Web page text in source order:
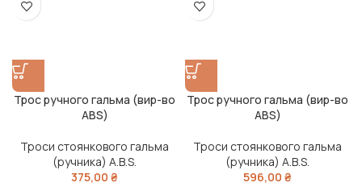
Трос ручного гальма (вир-во
ABS)
Троси стоянкового гальма
(ручника) A.B.S.
375,00 ₴
Трос ручного гальма (вир-во
ABS)
Троси стоянкового гальма
(ручника) A.B.S.
596,00 ₴